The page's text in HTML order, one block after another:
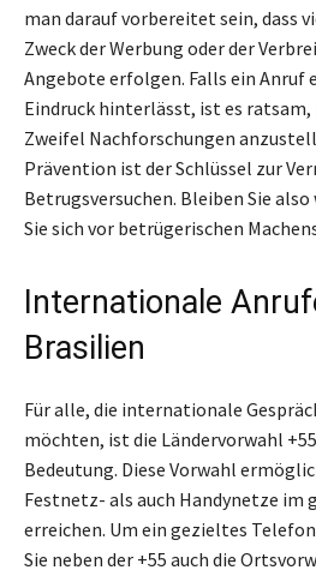
man darauf vorbereitet sein, dass
Zweck der Werbung oder der
Angebote erfolgen. Falls ein Anruf
Eindruck hinterlässt, ist es
Zweifel Nachforschungen
Prävention ist der Schlüssel zur
Betrugsversuchen. Bleiben Sie
Sie sich vor betrügerischen
Internationale
Brasilien
Für alle, die internationale
möchten, ist die Ländervorwahl
Bedeutung. Diese Vorwahl
Festnetz- als auch Handynetze im
erreichen. Um ein gezieltes
Sie neben der +55 auch die